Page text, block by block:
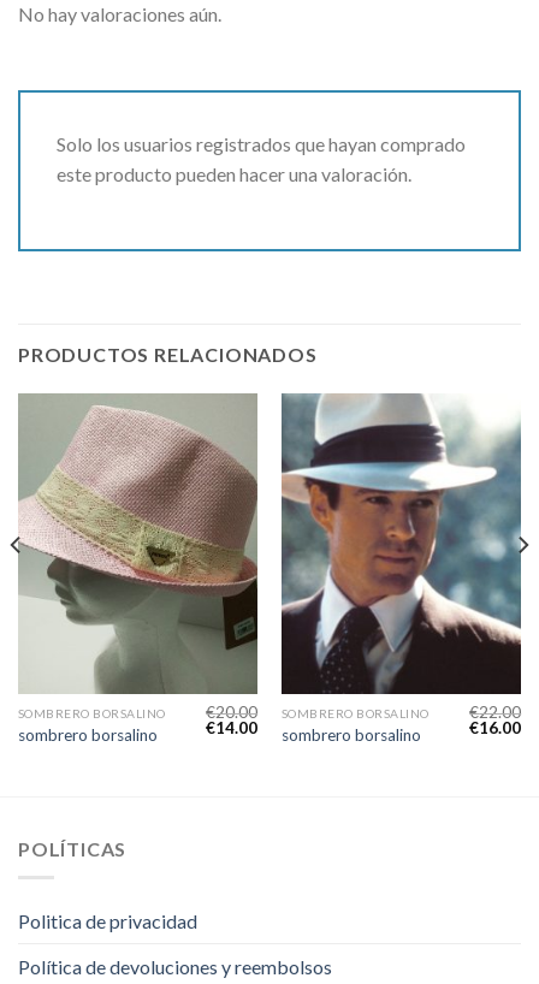
No hay valoraciones aún.
Solo los usuarios registrados que hayan comprado
este producto pueden hacer una valoración.
PRODUCTOS RELACIONADOS
SOMBRERO BORSALINO
sombrero borsalino
€20.00
€14.00
SOMBRERO BORSALINO
sombrero borsalino
€22.00
€16.00
POLÍTICAS
Politica de privacidad
Política de devoluciones y reembolsos